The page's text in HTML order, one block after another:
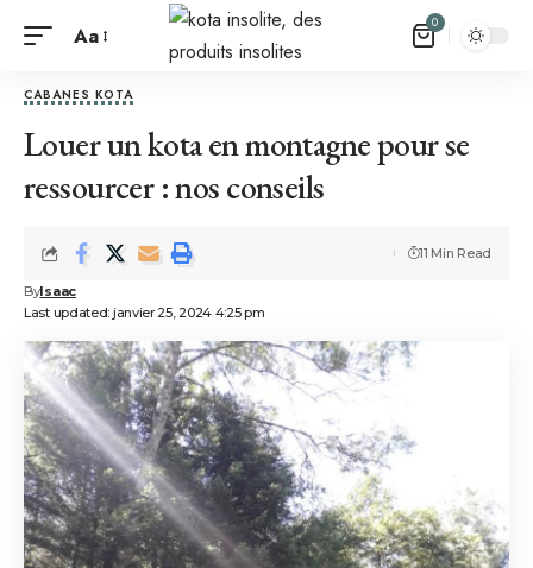
Aa 0
CABANES KOTA
Louer un kota en montagne pour se
ressourcer : nos conseils
Last updated: janvier 25, 2024 4:25 pm
ByIsaac
11 Min Read